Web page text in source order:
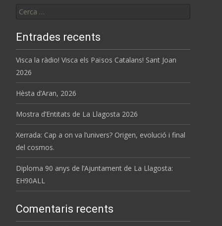
Entrades recents
Visca la ràdio! Visca els Països Catalans! Sant Joan
2026
Hèsta d’Aran, 2026
Mostra d’Entitats de La Llagosta 2026
Xerrada: Cap a on va l’univers? Origen, evolució i final
del cosmos.
Diploma 90 anys de l’Ajuntament de La Llagosta:
EH90ALL
Comentaris recents